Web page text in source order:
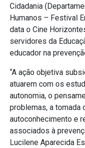
Cidadania
Humanos – Festival
data o Cine
servidores da
educador na
“A ação objetiva
atuarem com os
autonomia, o
problemas, a tomada
autoconhecimento e
associados à
Lucilene Aparecida